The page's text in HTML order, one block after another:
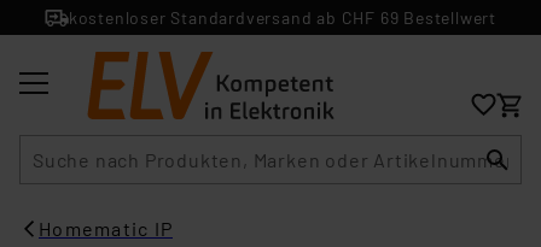
kostenloser Standardversand ab CHF 69 Bestellwert
Homematic IP